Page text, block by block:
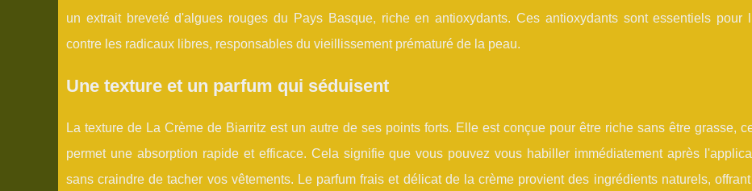
un extrait breveté d'algues rouges du Pays Basque, riche en antioxydants. Ces antioxydants sont essentiels pour
contre les radicaux libres, responsables du vieillissement prématuré de la peau.
Une texture et un parfum qui séduisent
La texture de La Crème de Biarritz est un autre de ses points forts. Elle est conçue pour être riche sans être grasse,
permet une absorption rapide et efficace. Cela signifie que vous pouvez vous habiller immédiatement après
sans craindre de tacher vos vêtements. Le parfum frais et délicat de la crème provient des ingrédients naturels,